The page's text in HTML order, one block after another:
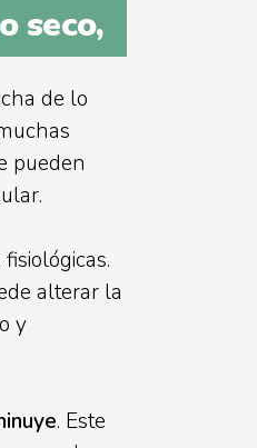
seco,
de lo
pueden
alterar la
y
. Este